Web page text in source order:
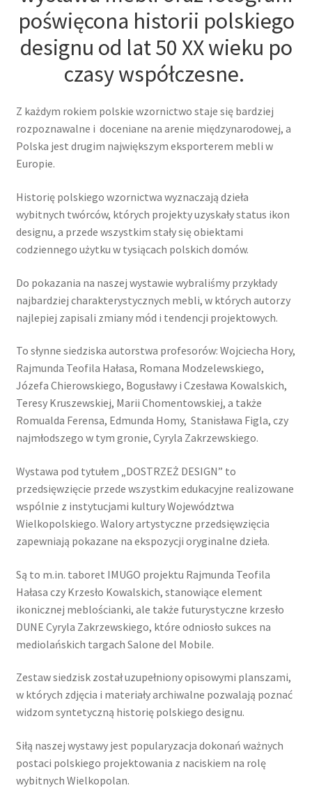
poświęcona historii polskiego
designu od lat 50 XX wieku po
czasy współczesne.
Z każdym rokiem polskie wzornictwo staje się bardziej
rozpoznawalne i doceniane na arenie międzynarodowej, a
Polska jest drugim największym eksporterem mebli w
Europie.
Historię polskiego wzornictwa wyznaczają dzieła
wybitnych twórców, których projekty uzyskały status ikon
designu, a przede wszystkim stały się obiektami
codziennego użytku w tysiącach polskich domów.
Do pokazania na naszej wystawie wybraliśmy przykłady
najbardziej charakterystycznych mebli, w których autorzy
najlepiej zapisali zmiany mód i tendencji projektowych.
To słynne siedziska autorstwa profesorów: Wojciecha Hory,
Rajmunda Teofila Hałasa, Romana Modzelewskiego,
Józefa Chierowskiego, Bogusławy i Czesława Kowalskich,
Teresy Kruszewskiej, Marii Chomentowskiej, a także
Romualda Ferensa, Edmunda Homy, Stanisława Figla, czy
najmłodszego w tym gronie, Cyryla Zakrzewskiego.
Wystawa pod tytułem „DOSTRZEŻ DESIGN” to
przedsięwzięcie przede wszystkim edukacyjne realizowane
wspólnie z instytucjami kultury Województwa
Wielkopolskiego. Walory artystyczne przedsięwzięcia
zapewniają pokazane na ekspozycji oryginalne dzieła.
Są to m.in. taboret IMUGO projektu Rajmunda Teofila
Hałasa czy Krzesło Kowalskich, stanowiące element
ikonicznej meblościanki, ale także futurystyczne krzesło
DUNE Cyryla Zakrzewskiego, które odniosło sukces na
mediolańskich targach Salone del Mobile.
Zestaw siedzisk został uzupełniony opisowymi planszami,
w których zdjęcia i materiały archiwalne pozwalają poznać
widzom syntetyczną historię polskiego designu.
Siłą naszej wystawy jest popularyzacja dokonań ważnych
postaci polskiego projektowania z naciskiem na rolę
wybitnych Wielkopolan.